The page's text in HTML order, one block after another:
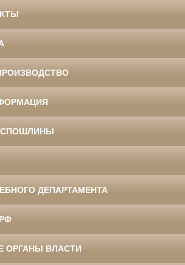
ДЕПАРТАМЕНТА
ОРГАНЫ ВЛАСТИ